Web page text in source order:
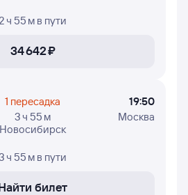
ч 55 м в пути
34 ⁠642 ⁠₽
1 пересадка
3 ч 55 м
Новосибирск
19:50
Москва
ч 55 м в пути
билет